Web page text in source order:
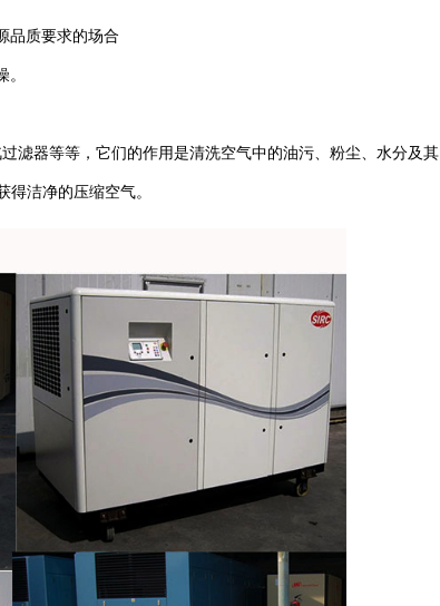
品质要求的场合
滤器等等，它们的作用是清洗空气中的油污、粉尘、水分及其
得洁净的压缩空气。